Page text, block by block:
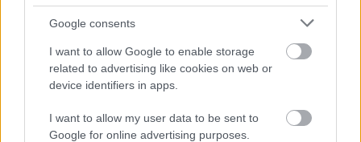
Google consents
I want to allow Google to enable storage
related to advertising like cookies on web or
device identifiers in apps.
I want to allow my user data to be sent to
Google for online advertising purposes.
Οι μαμάκηδες του ζωδιακού: Αυτά τα ζώδια είναι
συνήθως κολλημένα στη μαμά τους
καθαρίζεις κάθε εβδομάδα